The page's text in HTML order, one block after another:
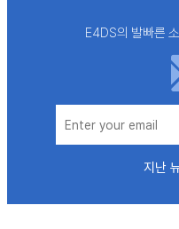
E4DS의 발빠른
지난